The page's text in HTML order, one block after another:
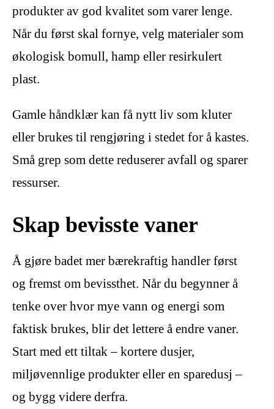
produkter av god kvalitet som varer lenge.
Når du først skal fornye, velg materialer som
økologisk bomull, hamp eller resirkulert
plast.
Gamle håndklær kan få nytt liv som kluter
eller brukes til rengjøring i stedet for å kastes.
Små grep som dette reduserer avfall og sparer
ressurser.
Skap bevisste vaner
Å gjøre badet mer bærekraftig handler først
og fremst om bevissthet. Når du begynner å
tenke over hvor mye vann og energi som
faktisk brukes, blir det lettere å endre vaner.
Start med ett tiltak – kortere dusjer,
miljøvennlige produkter eller en sparedusj –
og bygg videre derfra.